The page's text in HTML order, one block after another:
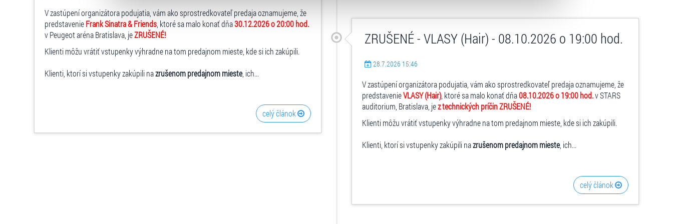
můžete kdykoliv změnit v zápatí stránky v záložce „Cookies a jejich nastavení“.
V zastúpení organizátora podujatia, vám ako sprostredkovateľ predaja oznamujeme, že
predstavenieFrank Sinatra & Friends , ktoré sa malo konať dňa30.12.2026 o 20:00 hod.
v Peugeot aréna Bratislava, jeZRUŠENÉ!
Klienti môžu vrátiť vstupenky výhradne na tom predajnom mieste, kde si ich zakúpili.
Klienti, ktorí si vstupenky zakúpili nazrušenom predajnom mieste, ich...
celý článok
ZRUŠENÉ - VLASY (Hair) - 08.10.2026 o 19:00 hod.
28.7.2026 15:46
V zastúpení organizátora podujatia, vám ako sprostredkovateľ predaja oznamujeme, že
predstavenieVLASY (Hair) , ktoré sa malo konať dňa08.10.2026 o 19:00 hod.v STARS
auditorium, Bratislava, jez technických príčin ZRUŠENÉ!
Klienti môžu vrátiť vstupenky výhradne na tom predajnom mieste, kde si ich zakúpili.
Klienti, ktorí si vstupenky zakúpili nazrušenom predajnom mieste, ich...
celý článok